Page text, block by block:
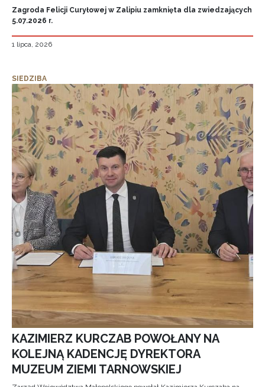
Zagroda Felicji Curyłowej w Zalipiu zamknięta dla zwiedzających
5.07.2026 r.
1 lipca, 2026
SIEDZIBA
KAZIMIERZ KURCZAB POWOŁANY NA
KOLEJNĄ KADENCJĘ DYREKTORA
MUZEUM ZIEMI TARNOWSKIEJ